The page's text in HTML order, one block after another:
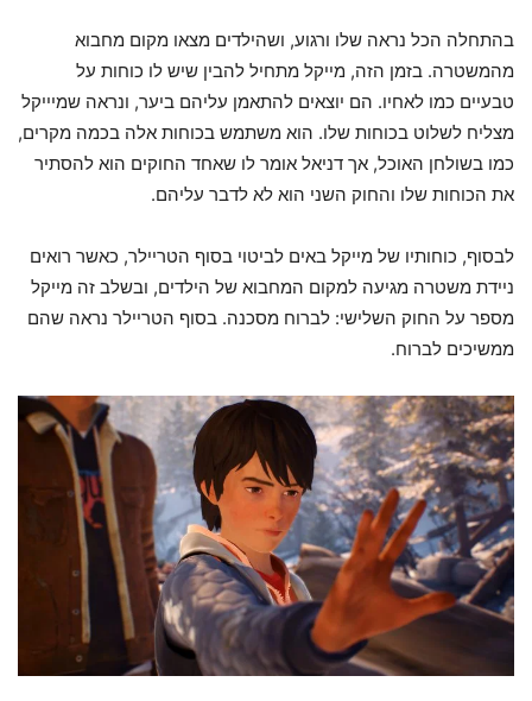
בהתחלה הכל נראה שלו ורגוע, ושהילדים מצאו מקום מחבוא
מהמשטרה. בזמן הזה, מייקל מתחיל להבין שיש לו כוחות על
טבעיים כמו לאחיו. הם יוצאים להתאמן עליהם ביער, ונראה שמיייקל
מצליח לשלוט בכוחות שלו. הוא משתמש בכוחות אלה בכמה מקרים,
כמו בשולחן האוכל, אך דניאל אומר לו שאחד החוקים הוא להסתיר
את הכוחות שלו והחוק השני הוא לא לדבר עליהם.
לבסוף, כוחותיו של מייקל באים לביטוי בסוף הטריילר, כאשר רואים
ניידת משטרה מגיעה למקום המחבוא של הילדים, ובשלב זה מייקל
מספר על החוק השלישי: לברוח מסכנה. בסוף הטריילר נראה שהם
ממשיכים לברוח.